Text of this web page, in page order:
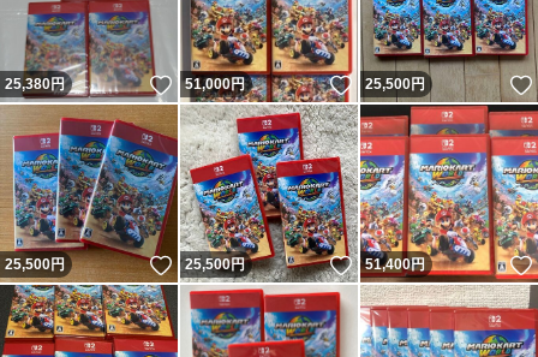
25,380円 いいね！
51,000円 いいね！
25,500円
25,500円 いいね！
25,500円 いいね！
51,400円